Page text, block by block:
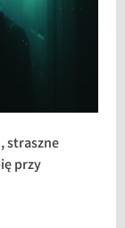
straszne
przy